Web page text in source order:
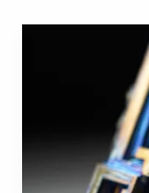
technologię
powietrza